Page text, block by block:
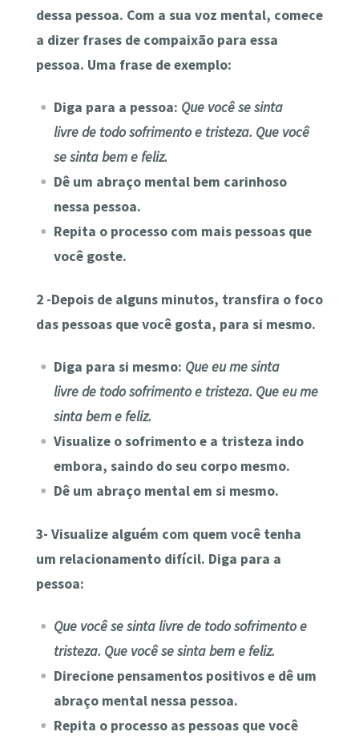
dessa pessoa. Com a sua voz mental, comece
a dizer frases de compaixão para essa
pessoa. Uma frase de exemplo:
Diga para a pessoa: Que você se sinta
livrede todo sofrimento e tristeza. Que você
se sinta bem e feliz.
Dê um abraço mental bem carinhoso
nessa pessoa.
Repita o processo com mais pessoas que
você goste.
2 -Depois de alguns minutos, transfira o foco
das pessoas que você gosta, para si mesmo.
Diga para si mesmo: Que eu me sinta
livrede todo sofrimento e tristeza. Que eu me
sinta bem e feliz.
Visualize o sofrimento e a tristeza indo
embora, saindo do seu corpo mesmo.
Dê um abraço mental em si mesmo.
3- Visualize alguém com quem você tenha
um relacionamento difícil. Diga para a
pessoa:
Que você se sintalivrede todo sofrimento e
tristeza. Que você se sinta bem e feliz.
Direcione pensamentos positivos e dê um
abraço mental nessa pessoa.
Repita o processo as pessoas que você